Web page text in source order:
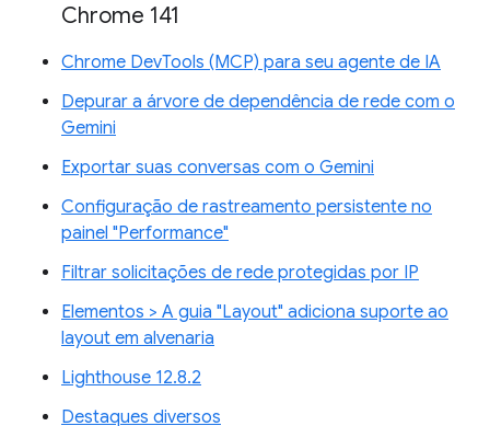
Chrome 141
Chrome DevTools (MCP) para seu agente de IA
Depurar a árvore de dependência de rede com o
Gemini
Exportar suas conversas com o Gemini
Configuração de rastreamento persistente no
painel "Performance"
Filtrar solicitações de rede protegidas por IP
Elementos > A guia "Layout" adiciona suporte ao
layout em alvenaria
Lighthouse 12.8.2
Destaques diversos